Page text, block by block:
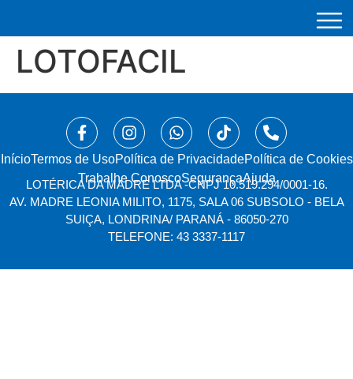
LOTOFACIL
Início⁠Termos de UsoPolítica de PrivacidadePolítica de Cookies
Trabalhe ConoscoSegurançaAjuda
LOTÉRICA DA MADRE LTDA -CNPJ 10.519.294/0001-16.
AV. MADRE LEONIA MILITO, 1175, SALA 06 SUBSOLO - BELA
SUIÇA, LONDRINA/ PARANÁ - 86050-270
TELEFONE: 43 3337-1117